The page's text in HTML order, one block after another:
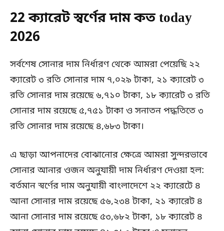
22 ক্যারেট স্বর্ণের দাম কত today
2026
সর্বশেষ সোনার দাম নির্ধারণ থেকে আমরা পেয়েছি ২২
ক্যারেট ৩ রতি সোনার দাম ৭,০২৯ টাকা, ২১ ক্যারেট ৩
রতি সোনার দাম রয়েছে ৬,৭১০ টাকা, ১৮ ক্যারেট ৩ রতি
সোনার দাম রয়েছে ৫,৭৫১ টাকা ও সনাতন পদ্ধতিতে ৩
রতি সোনার দাম রয়েছে ৪,৬৮৩ টাকা।
এ ছাড়া আপনাদের বোঝানোর ক্ষেত্রে আমরা সুন্দরভাবে
সোনার আনার ওজন অনুযায়ী দাম নির্ধারণ দেওয়া হল:
বর্তমান স্বর্ণের দাম অনুযায়ী বাংলাদেশে ২২ ক্যারেটে ৪
আনা সোনার দাম রয়েছে ৫৬,২৩৪ টাকা, ২১ ক্যারেট ৪
আনা সোনার দাম রয়েছে ৫৩,৬৮২ টাকা, ১৮ ক্যারেট ৪